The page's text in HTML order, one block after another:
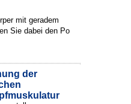
mit geradem
Sie dabei den Po
der